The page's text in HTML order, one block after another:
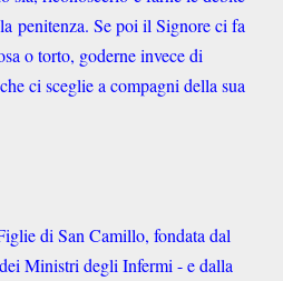
penitenza. Se poi il Signore ci fa
o torto, goderne invece di
ci sceglie a compagni della sua
di San Camillo, fondata dal
Ministri degli Infermi - e dalla